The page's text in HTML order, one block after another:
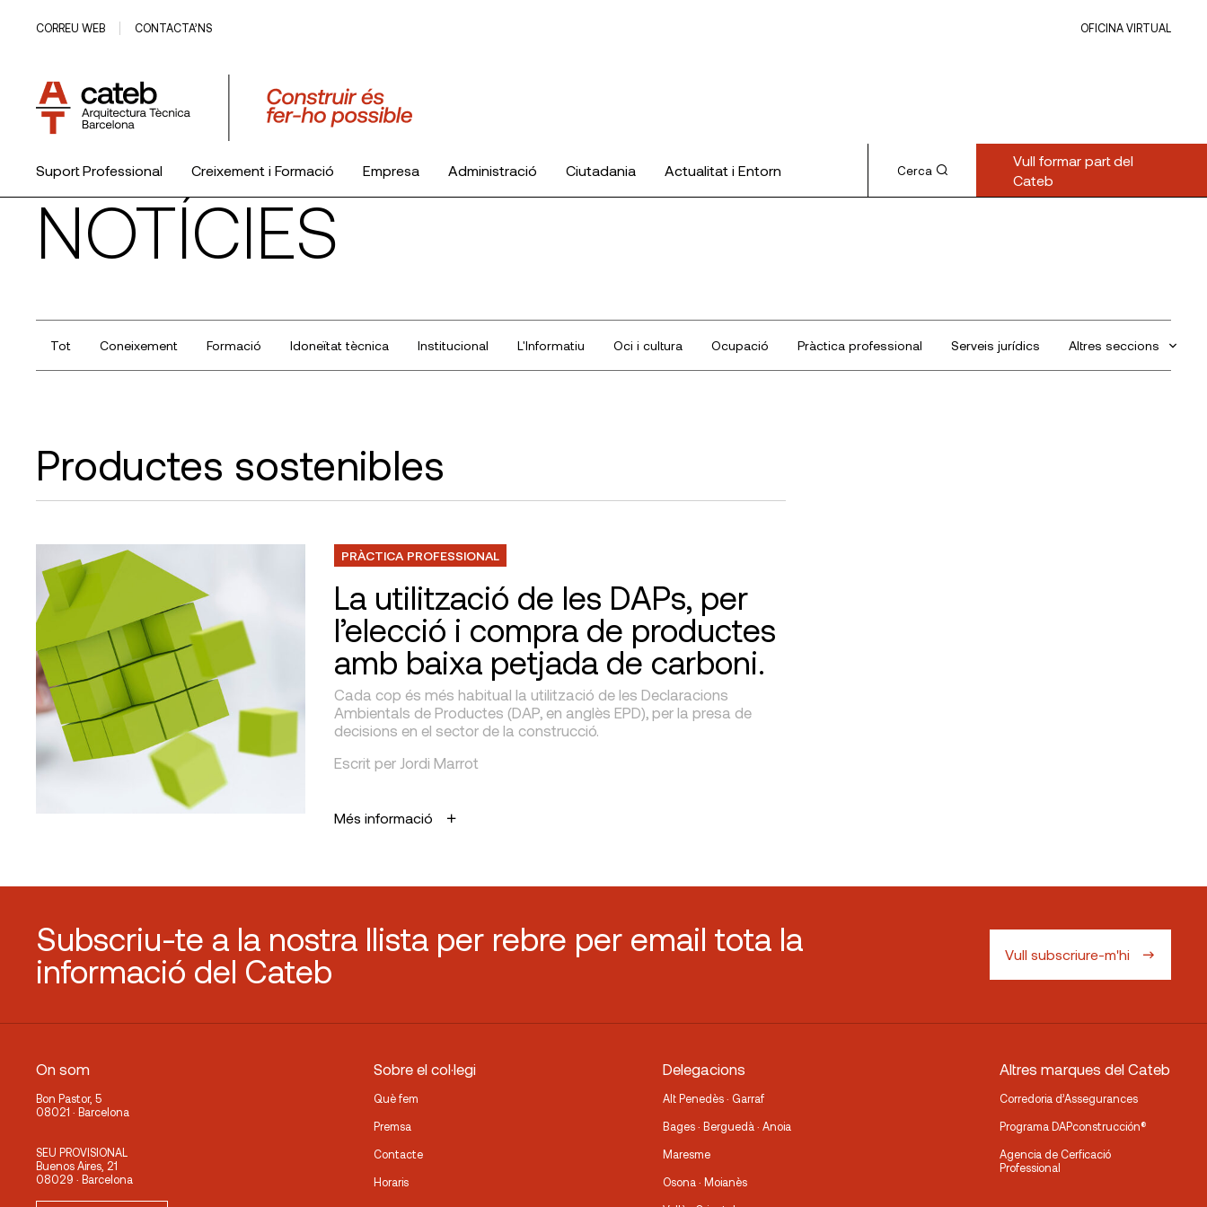
CORREU WEB CONTACTA’NS OFICINA VIRTUAL
Suport Professional Creixement i Formació Empresa Administració Ciutadania Actualitat i Entorn
El Col·legi
Cerca
Vull formar part del
Cateb
NOTÍCIES
Tot Coneixement Formació Idoneïtat tècnica Institucional L'Informatiu Oci i cultura Ocupació Pràctica professional Serveis jurídics Altres seccions
Productes sostenibles
PRÀCTICA PROFESSIONAL
La utilització de les DAPs, per
l’elecció i compra de productes
amb baixa petjada de carboni.
Cada cop és més habitual la utilització de les Declaracions
Ambientals de Productes (DAP, en anglès EPD), per la presa de
decisions en el sector de la construcció.
Escrit per Jordi Marrot
Més informació
Subscriu-te a la nostra llista per rebre per email tota la
informació del Cateb
Vull subscriure-m'hi
On som
Bon Pastor, 5
08021 · Barcelona
SEU PROVISIONAL
Buenos Aires, 21
08029 · Barcelona
Sobre el col·legi
Què fem
Premsa
Contacte
Horaris
Delegacions
Alt Penedès · Garraf
Bages · Berguedà · Anoia
Maresme
Osona · Moianès
Altres marques del Cateb
Corredoria d’Assegurances
Programa DAPconstrucción®
Agencia de Cerficació
Professional